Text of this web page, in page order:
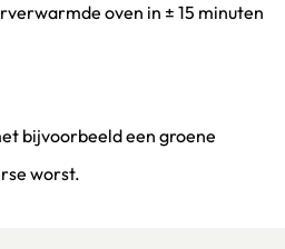
oven in ± 15 minuten
aan te vinken
bijvoorbeeld een groene
worst.